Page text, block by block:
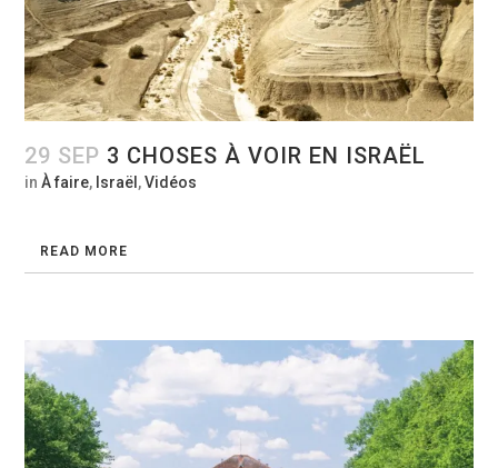
29 SEP 3 CHOSES À VOIR EN ISRAËL
inÀ faire, Israël ,Vidéos
READ MORE